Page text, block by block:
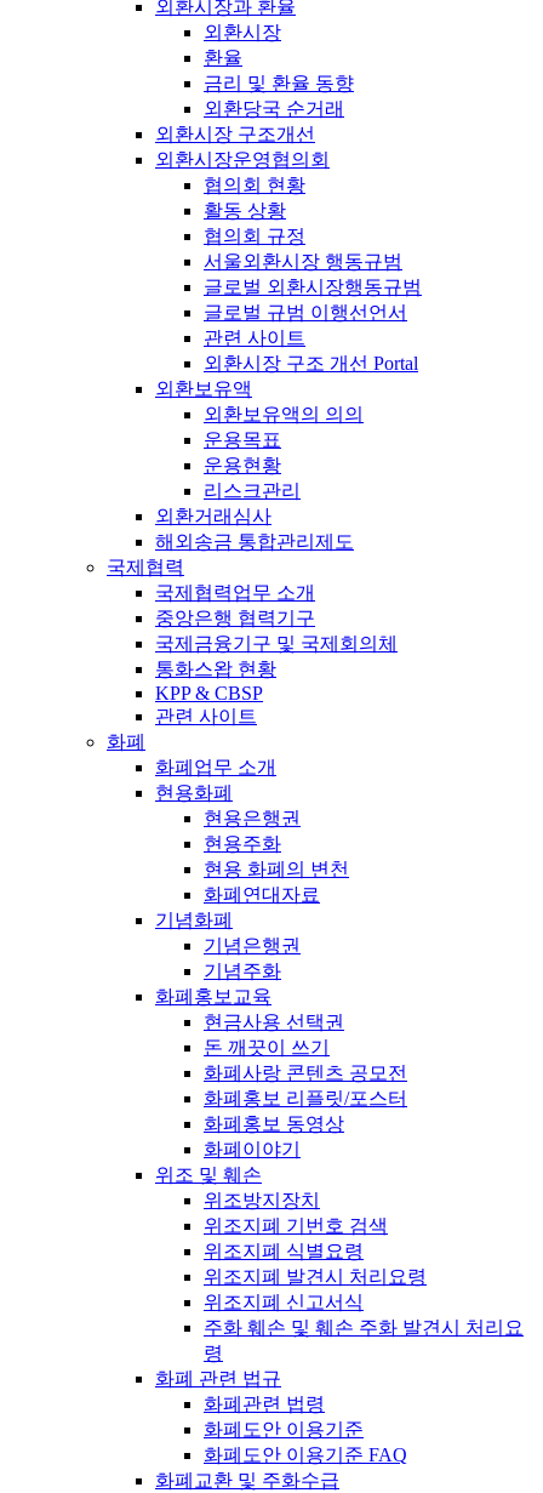
외환시장과 환율
외환시장
환율
금리 및 환율 동향
외환당국 순거래
외환시장 구조개선
외환시장운영협의회
협의회 현황
활동 상황
협의회 규정
서울외환시장 행동규범
글로벌 외환시장행동규범
글로벌 규범 이행선언서
관련 사이트
외환시장 구조 개선 Portal
외환보유액
외환보유액의 의의
운용목표
운용현황
리스크관리
외환거래심사
해외송금 통합관리제도
국제협력
국제협력업무 소개
중앙은행 협력기구
국제금융기구 및 국제회의체
통화스왑 현황
KPP & CBSP
관련 사이트
화폐
화폐업무 소개
현용화폐
현용은행권
현용주화
현용 화폐의 변천
화폐연대자료
기념화폐
기념은행권
기념주화
화폐홍보교육
현금사용 선택권
돈 깨끗이 쓰기
화폐사랑 콘텐츠 공모전
화폐홍보 리플릿/포스터
화폐홍보 동영상
화폐이야기
위조 및 훼손
위조방지장치
위조지폐 기번호 검색
위조지폐 식별요령
위조지폐 발견시 처리요령
위조지폐 신고서식
주화 훼손 및 훼손 주화 발견시 처리요
령
화폐 관련 법규
화폐관련 법령
화폐도안 이용기준
화폐도안 이용기준 FAQ
화폐교환 및 주화수급